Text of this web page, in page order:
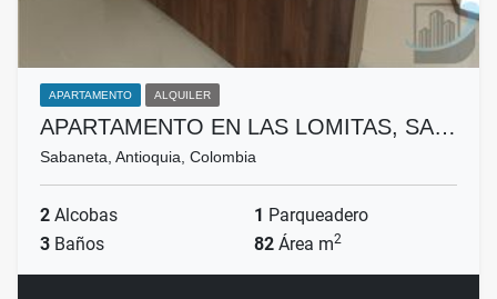
APARTAMENTO ALQUILER
APARTAMENTO EN LAS LOMITAS, SA…
Sabaneta, Antioquia, Colombia
2 Alcobas 1 Parqueadero
3 Baños 82 Área m2